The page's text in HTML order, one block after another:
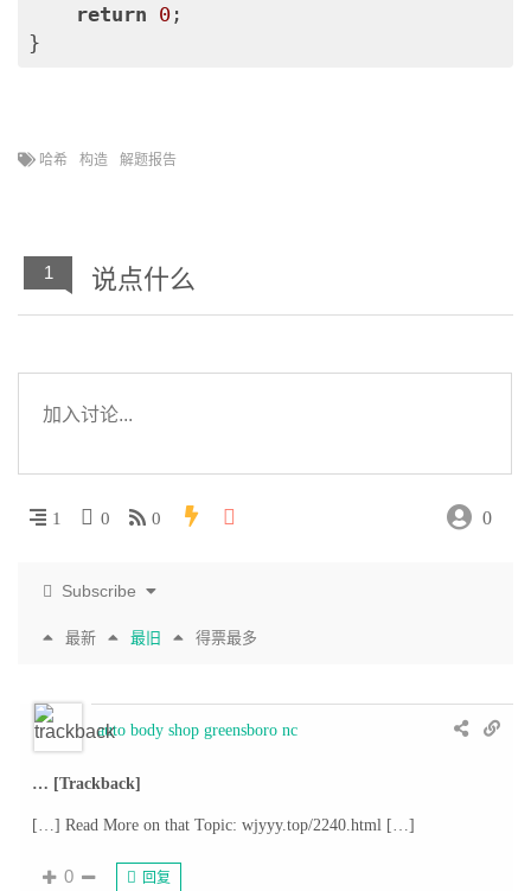
return 0;
}
哈希 构造 解题报告
1 说点什么
1 0 0 0
Subscribe
最新 最旧 得票最多
auto body shop greensboro nc
… [Trackback]
[…] Read More on that Topic: wjyyy.top/2240.html […]
0 回复